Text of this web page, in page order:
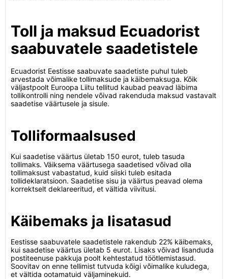
Toll ja maksud Ecuadorist
saabuvatele saadetistele
Ecuadorist Eestisse saabuvate saadetiste puhul tuleb
arvestada võimalike tollimaksude ja käibemaksuga. Kõik
väljastpoolt Euroopa Liitu tellitud kaubad peavad läbima
tollikontrolli ning nendele võivad rakenduda maksud vastavalt
saadetise väärtusele ja sisule.
Tolliformaalsused
Kui saadetise väärtus ületab 150 eurot, tuleb tasuda
tollimaks. Väiksema väärtusega saadetised võivad olla
tollimaksust vabastatud, kuid siiski tuleb esitada
tollideklaratsioon. Saadetise sisu ja väärtus peavad olema
korrektselt deklareeritud, et vältida viivitusi.
Käibemaks ja lisatasud
Eestisse saabuvatele saadetistele rakendub 22% käibemaks,
kui saadetise väärtus ületab 5 eurot. Lisaks võivad lisanduda
postiteenuse pakkuja poolt kehtestatud töötlemistasud.
Soovitav on enne tellimist tutvuda kõigi võimalike kuludega,
et vältida ootamatuid väljaminekuid.